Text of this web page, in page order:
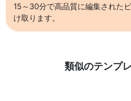
15～30分で高品質に編集された
け取ります。
類似のテンプ
詳しくはこち